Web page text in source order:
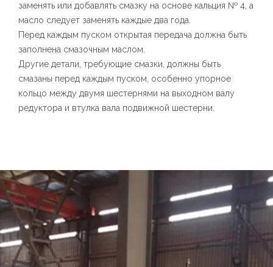
заменять или добавлять смазку на основе кальция № 4, а
масло следует заменять каждые два года.
Перед каждым пуском открытая передача должна быть
заполнена смазочным маслом.
Другие детали, требующие смазки, должны быть
смазаны перед каждым пуском, особенно упорное
кольцо между двумя шестернями на выходном валу
редуктора и втулка вала подвижной шестерни.